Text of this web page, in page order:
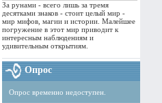
За рунами - всего лишь за тремя
десятками знаков - стоит целый мир -
мир мифов, магии и истории. Малейшее
погружение в этот мир приводит к
интересным наблюдениям и
удивительным открытиям.
Опрос
Опрос временно недоступен.